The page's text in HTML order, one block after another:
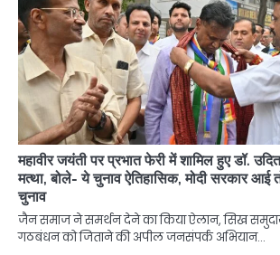
महावीर जयंती पर प्रभात फेरी में शामिल हुए डॉ.
मत्था, बोले- ये चुनाव ऐतिहासिक, मोदी सरकार आई
चुनाव
जैन समाज ने समर्थन देने का किया ऐलान, सिख
गठबंधन को जिताने की अपील जनसंपर्क अभियान…